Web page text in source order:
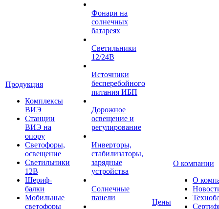
Продукция
Комплексы
ВИЭ
Станции
ВИЭ на
опору
Светофоры,
освещение
Светильники
12В
Шериф-
балки
Мобильные
светофоры
Фонари на
солнечных
батареях
Светильники
12/24В
Источники
бесперебойного
питания ИБП
Дорожное
освещение и
регулирование
Инверторы,
стабилизаторы,
зарядные
устройства
Солнечные
панели
Цены
О компании
О